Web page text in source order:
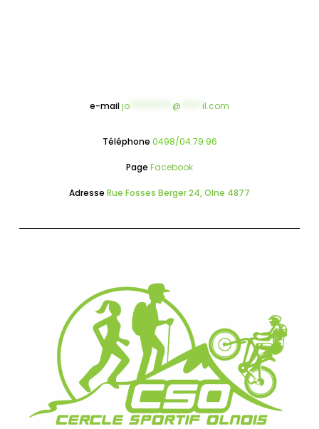
e-mailjo @ il.com
Téléphone 0498/04.79.96
Page Facebook
Adresse Rue Fosses Berger 24, Olne 4877